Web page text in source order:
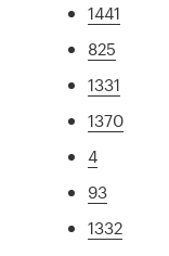
1441
825
1331
1370
4
93
1332